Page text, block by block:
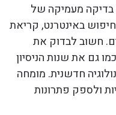
מעמיקה של
באינטרנט, קריאת
חשוב לבדוק את
גם את שנות הניסיון
חדשנית. מומחה
ולספק פתרונות